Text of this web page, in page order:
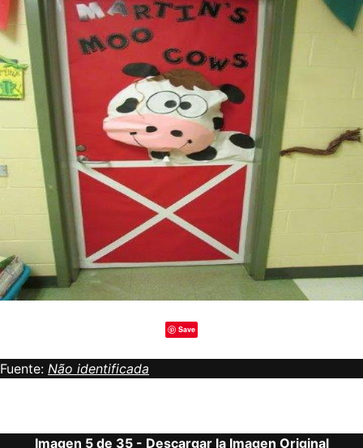
Save
Fuente: Não identificada
Imagen 5 de 35 - Descargar la Imagen Original